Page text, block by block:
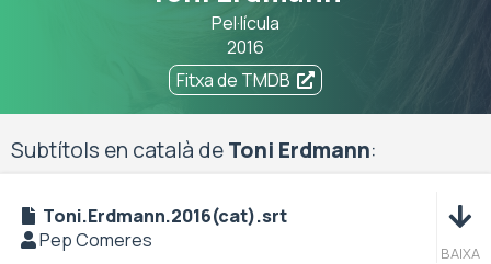
Pel·lícula
2016
Fitxa de TMDB
Subtítols en català deToni Erdmann:
Toni.Erdmann.2016(cat).srt
Pep Comeres
Baixa
BAIXA